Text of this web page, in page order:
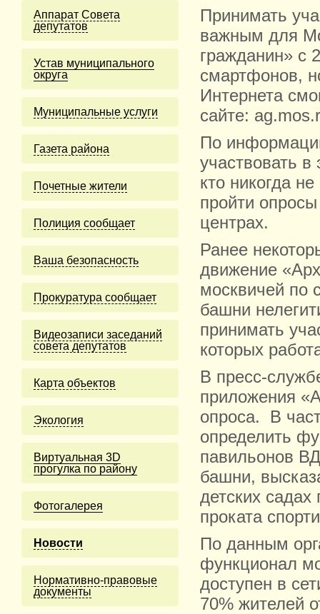
Аппарат Совета
депутатов
Устав муниципального
округа
Муниципальные услуги
Газета района
Почетные жители
Полиция сообщает
Ваша безопасность
Прокуратура сообщает
Видеозаписи заседаний
совета депутатов
Карта объектов
Экология
Виртуальная 3D
прогулка по району
Фотогалерея
Новости
Нормативно-правовые
документы
Принимать
важным для
гражданин» с
смартфонов,
Интернета
сайте:
По
участвовать
кто никогда
пройти
центрах.
Ранее
движение
москвичей по
башни
принимать
которых
В пресс-
приложения
опроса. В
определить
павильонов
башни,
детских
проката
По данным
функционал
доступен в
70% жителей